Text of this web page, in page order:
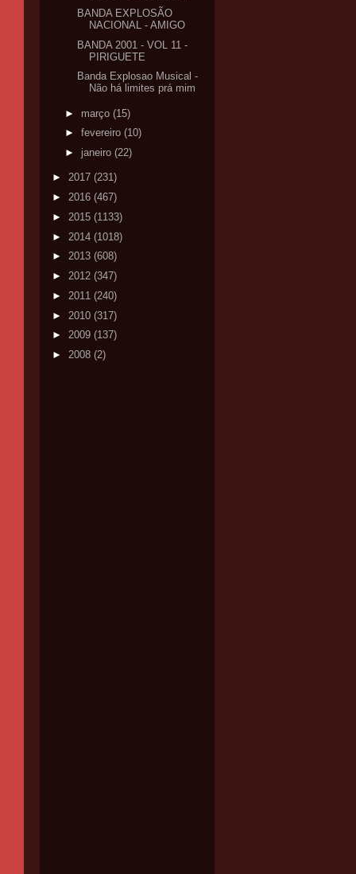
BANDA EXPLOSÃO
NACIONAL - AMIGO
BANDA 2001 - VOL 11 -
PIRIGUETE
Banda Explosao Musical -
Não há limites prá mim
► março (15)
► fevereiro (10)
► janeiro (22)
► 2017 (231)
► 2016 (467)
► 2015 (1133)
► 2014 (1018)
► 2013 (608)
► 2012 (347)
► 2011 (240)
► 2010 (317)
► 2009 (137)
► 2008 (2)